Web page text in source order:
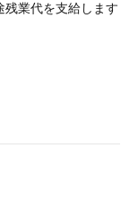
業代を支給します